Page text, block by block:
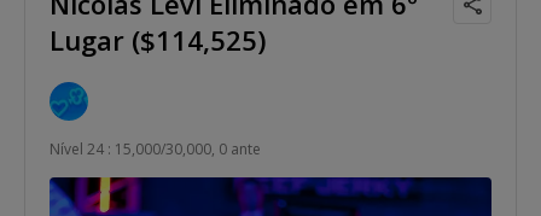
Lugar ($114,525)
Nível 24 : 15,000/30,000, 0 ante